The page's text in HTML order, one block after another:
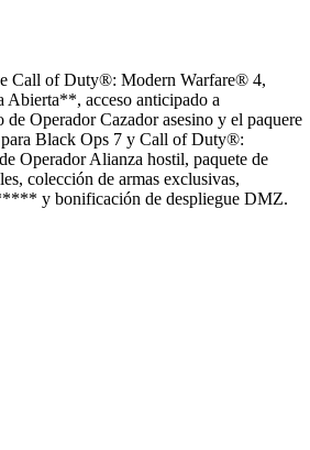
Call of Duty®: Modern Warfare® 4,
Abierta**, acceso anticipado a
Operador Cazador asesino y el paquere
para Black Ops 7 y Call of Duty®:
Operador Alianza hostil, paquete de
colección de armas exclusivas,
y bonificación de despliegue DMZ.